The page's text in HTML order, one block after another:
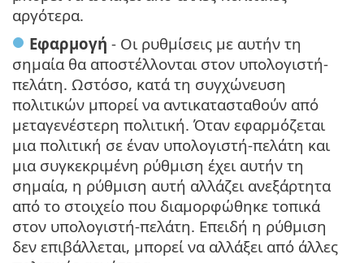
αργότερα.
Εφαρμογή - Οι ρυθμίσεις με αυτήν τη
σημαία θα αποστέλλονται στον υπολογιστή-
πελάτη. Ωστόσο, κατά τη συγχώνευση
πολιτικών μπορεί να αντικατασταθούν από
μεταγενέστερη πολιτική. Όταν εφαρμόζεται
μια πολιτική σε έναν υπολογιστή-πελάτη και
μια συγκεκριμένη ρύθμιση έχει αυτήν τη
σημαία, η ρύθμιση αυτή αλλάζει ανεξάρτητα
από το στοιχείο που διαμορφώθηκε τοπικά
στον υπολογιστή-πελάτη. Επειδή η ρύθμιση
δεν επιβάλλεται, μπορεί να αλλάξει από άλλες